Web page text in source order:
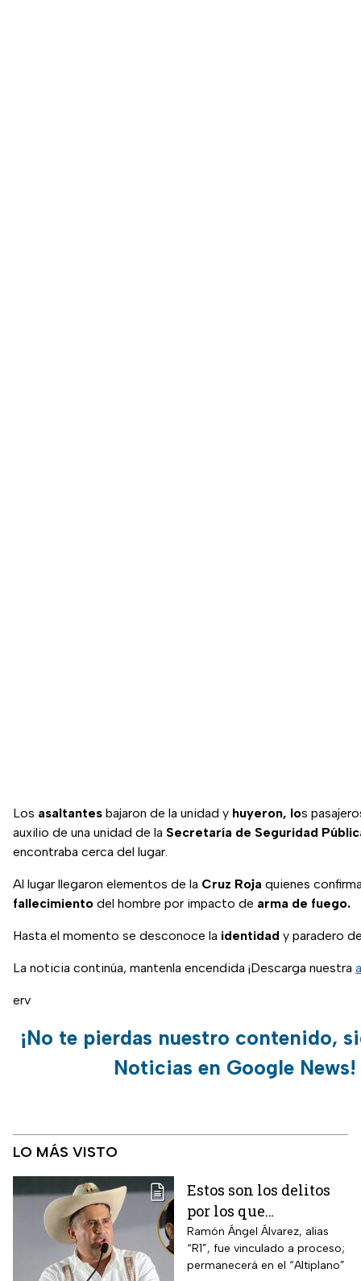
Los asaltantes bajaron de la unidad y huyeron, los
auxilio de una unidad de la Secretaría de Seguridad
encontraba cerca del lugar.
Al lugar llegaron elementos de la Cruz Roja quienes
fallecimiento del hombre por impacto de arma de fuego.
Hasta el momento se desconoce la identidad y paradero
La noticia continúa, mantenla encendida ¡Descarga nuestra
erv
¡No te pierdas nuestro contenido,
Noticias en Google News!
LO MÁS VISTO
Estos son los delitos
por los que
vincularon a proceso
al “R1″, presunto autor
intelectual del
Ramón Ángel Álvarez, alias
“R1”, fue vinculado a proceso;
permanecerá en el “Altiplano”